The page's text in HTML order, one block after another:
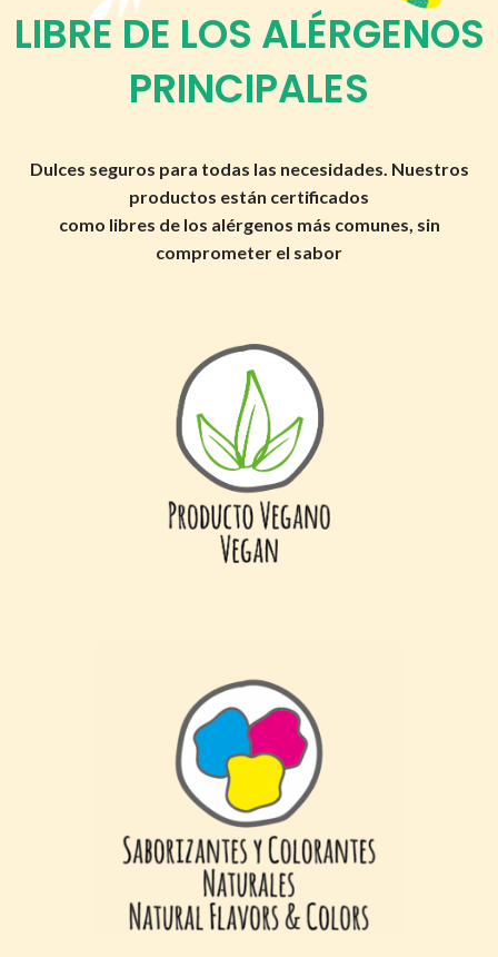
LIBRE DE LOS ALÉRGENOS
PRINCIPALES
Dulces seguros para todas las necesidades. Nuestros
productos están certificados
como libres de los alérgenos más comunes, sin
comprometer el sabor